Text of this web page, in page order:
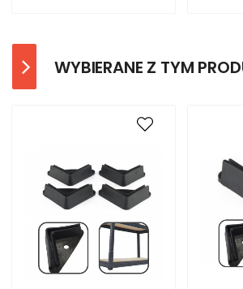
WYBIERANE Z TYM